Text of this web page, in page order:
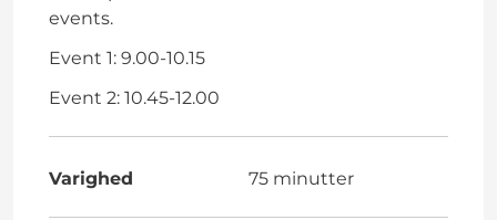
events.
Event 1: 9.00-10.15
Event 2: 10.45-12.00
Varighed 75 minutter